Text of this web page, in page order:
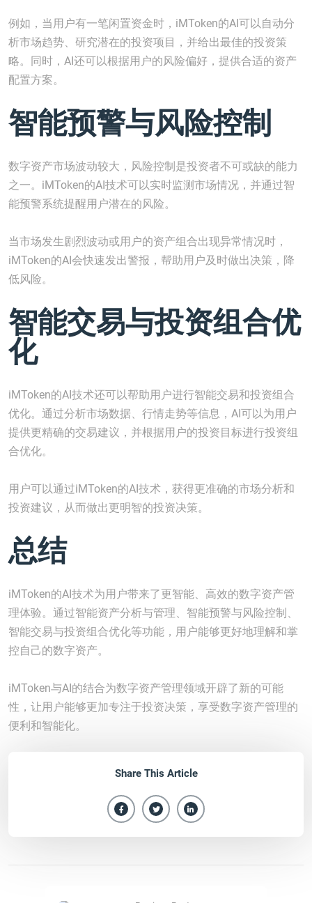
例如，当用户有一笔闲置资金时，iMToken的AI可以自动分
析市场趋势、研究潜在的投资项目，并给出最佳的投资策
略。同时，AI还可以根据用户的风险偏好，提供合适的资产
配置方案。
智能预警与风险控制
数字资产市场波动较大，风险控制是投资者不可或缺的能力
之一。iMToken的AI技术可以实时监测市场情况，并通过智
能预警系统提醒用户潜在的风险。
当市场发生剧烈波动或用户的资产组合出现异常情况时，
iMToken的AI会快速发出警报，帮助用户及时做出决策，降
低风险。
智能交易与投资组合优
化
iMToken的AI技术还可以帮助用户进行智能交易和投资组合
优化。通过分析市场数据、行情走势等信息，AI可以为用户
提供更精确的交易建议，并根据用户的投资目标进行投资组
合优化。
用户可以通过iMToken的AI技术，获得更准确的市场分析和
投资建议，从而做出更明智的投资决策。
总结
iMToken的AI技术为用户带来了更智能、高效的数字资产管
理体验。通过智能资产分析与管理、智能预警与风险控制、
智能交易与投资组合优化等功能，用户能够更好地理解和掌
控自己的数字资产。
iMToken与AI的结合为数字资产管理领域开辟了新的可能
性，让用户能够更加专注于投资决策，享受数字资产管理的
便利和智能化。
Share This Article